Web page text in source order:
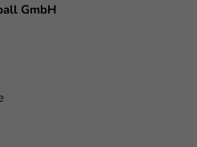
GmbH